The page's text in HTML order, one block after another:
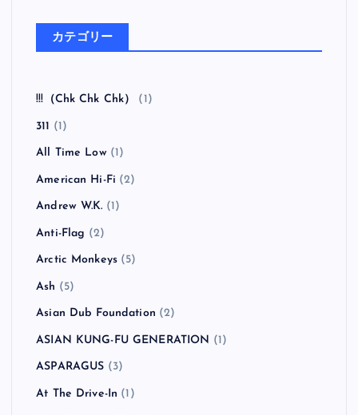
カテゴリー
!!!（Chk Chk Chk） (1)
311 (1)
All Time Low(1)
American Hi-Fi (2)
Andrew W.K. (1)
Anti-Flag (2)
Arctic Monkeys (5)
Ash (5)
Asian Dub Foundation (2)
ASIAN KUNG-FU GENERATION (1)
ASPARAGUS (3)
At The Drive-In (1)